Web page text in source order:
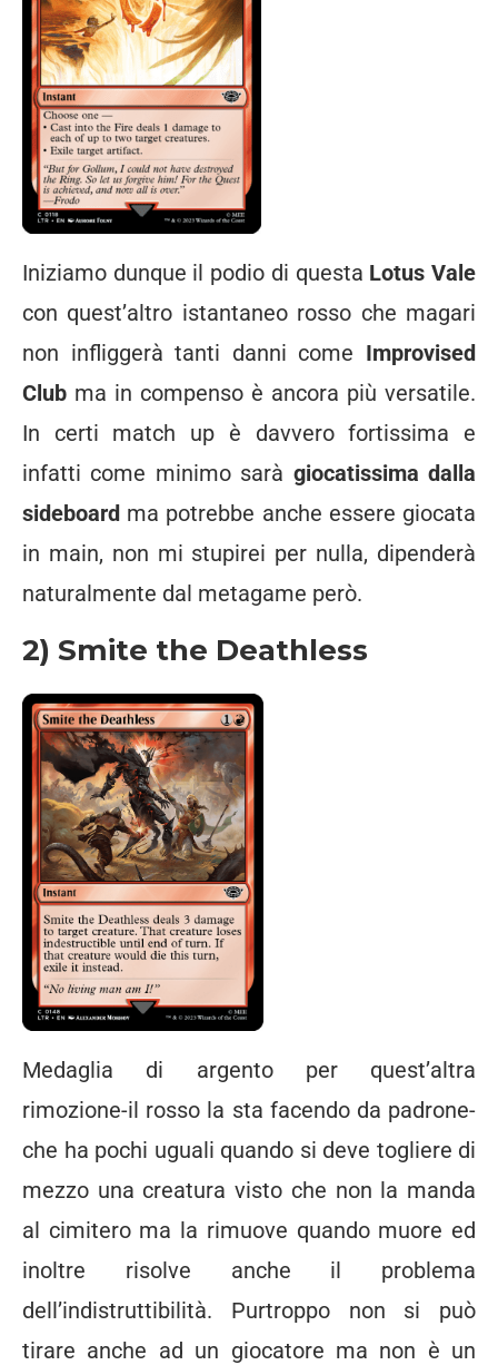
Iniziamo dunque il podio di questa Lotus Vale
con quest’altro istantaneo rosso che magari
non infliggerà tanti danni come Improvised
Club ma in compenso è ancora più versatile.
In certi match up è davvero fortissima e
infatti come minimo sarà giocatissima dalla
sideboard ma potrebbe anche essere giocata
in main, non mi stupirei per nulla, dipenderà
naturalmente dal metagame però.
2) Smite the Deathless
Medaglia di argento per quest’altra
rimozione-il rosso la sta facendo da padrone-
che ha pochi uguali quando si deve togliere di
mezzo una creatura visto che non la manda
al cimitero ma la rimuove quando muore ed
inoltre risolve anche il problema
dell’indistruttibilità. Purtroppo non si può
tirare anche ad un giocatore ma non è un